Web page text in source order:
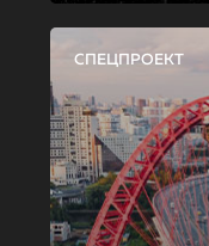
СПЕЦПРОЕКТ